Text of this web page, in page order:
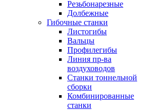
Резьбонарезные
Долбежные
Гибочные станки
Листогибы
Вальцы
Профилегибы
Линия пр-ва
воздуховодов
Станки тоннельной
сборки
Комбинированные
станки